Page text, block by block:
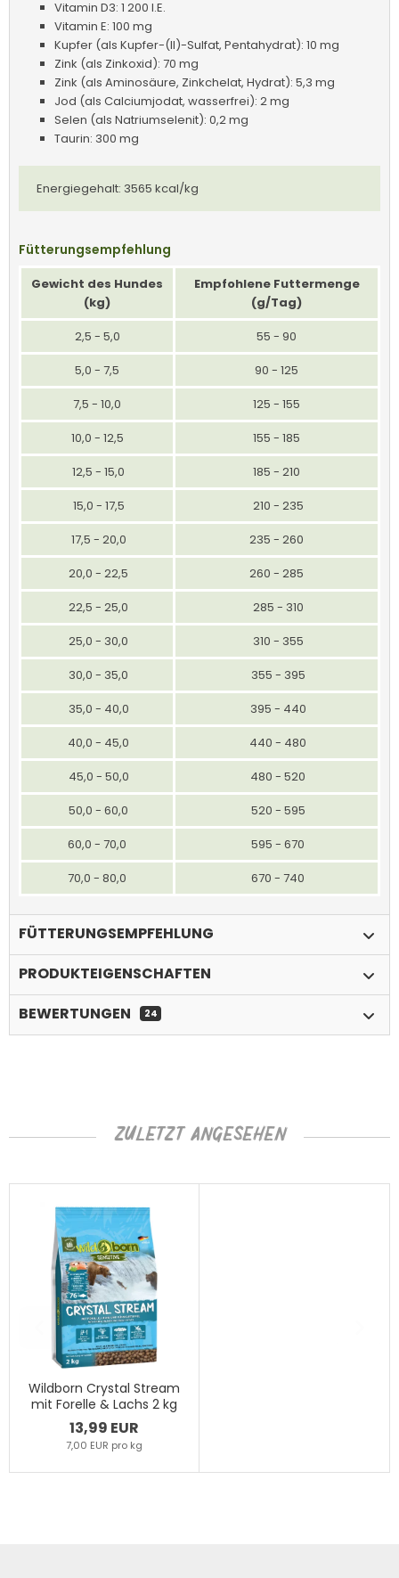
Vitamin D3: 1 200 I.E.
Vitamin E: 100 mg
Kupfer (als Kupfer-(II)-Sulfat, Pentahydrat): 10 mg
Zink (als Zinkoxid): 70 mg
Zink (als Aminosäure, Zinkchelat, Hydrat): 5,3 mg
Jod (als Calciumjodat, wasserfrei): 2 mg
Selen (als Natriumselenit): 0,2 mg
Taurin: 300 mg
Energiegehalt: 3565 kcal/kg
Fütterungsempfehlung
Gewicht des Hundes
(kg)
Empfohlene Futtermenge
(g/Tag)
2,5 - 5,0
55 - 90
5,0 - 7,5
90 - 125
7,5 - 10,0
125 - 155
10,0 - 12,5
155 - 185
12,5 - 15,0
185 - 210
15,0 - 17,5
210 - 235
17,5 - 20,0
235 - 260
20,0 - 22,5
260 - 285
22,5 - 25,0
285 - 310
25,0 - 30,0
310 - 355
30,0 - 35,0
355 - 395
35,0 - 40,0
395 - 440
40,0 - 45,0
440 - 480
45,0 - 50,0
480 - 520
50,0 - 60,0
520 - 595
60,0 - 70,0
595 - 670
70,0 - 80,0
670 - 740
FÜTTERUNGSEMPFEHLUNG
PRODUKTEIGENSCHAFTEN
BEWERTUNGEN
24
ZULETZT ANGESEHEN
Wildborn Crystal Stream
mit Forelle & Lachs 2 kg
13,99 EUR
7,00 EUR pro kg